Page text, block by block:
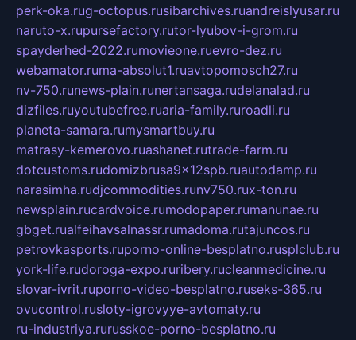
perk-oka.rug-octopus.rusibarchives.ruandreislyusar.ru
naruto-x.rupursefactory.rutor-lyubov-i-grom.ru
spayderhed-2022.rumovieone.ruevro-dez.ru
webamator.ruma-absolut1.ruavtopomosch27.ru
nv-750.runews-plain.runertansaga.rudelanalad.ru
dizfiles.ruyoutubefree.ruaria-family.ruroadli.ru
planeta-samara.rumysmartbuy.ru
matrasy-kemerovo.ruashanet.rutrade-farm.ru
dotcustoms.rudomizbrusa9x12spb.ruautodamp.ru
narasimha.rudjcommodities.runv750.rux-ton.ru
newsplain.rucardvoice.rumodopaper.rumanunae.ru
gbget.rualfeihavsalnassr.rumadoma.rutajuncos.ru
petrovkasports.ruporno-online-besplatno.rusplclub.ru
york-life.rudoroga-expo.ruribery.rucleanmedicine.ru
slovar-ivrit.ruporno-video-besplatno.ruseks-365.ru
ovucontrol.rusloty-igrovyye-avtomaty.ru
ru-industriya.rurusskoe-porno-besplatno.ru